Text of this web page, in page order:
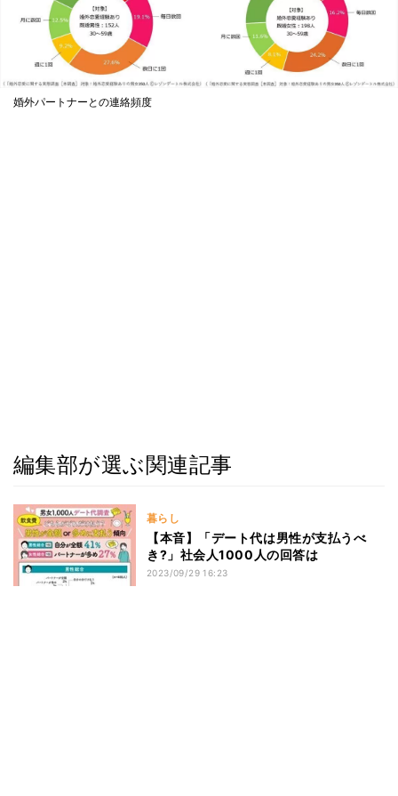
婚外パートナーとの連絡頻度
編集部が選ぶ関連記事
暮らし
【本音】「デート代は男性が支払うべ
き?」社会人1000人の回答は
2023/09/29 16:23